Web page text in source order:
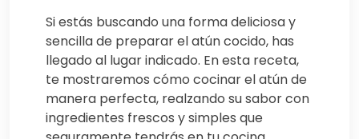
Si estás buscando una forma deliciosa y
sencilla de preparar el atún cocido, has
llegado al lugar indicado. En esta receta,
te mostraremos cómo cocinar el atún de
manera perfecta, realzando su sabor con
ingredientes frescos y simples que